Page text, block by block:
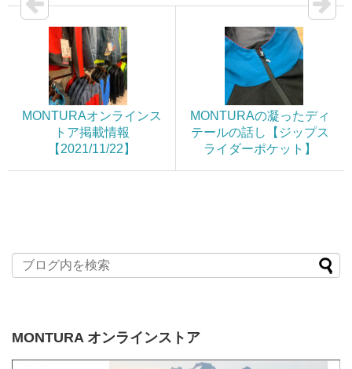
MONTURAオンラインス
トア掲載情報
【2021/11/22】
MONTURAの凝ったディ
テールの話し【ジップス
ライダーポケット】
MONTURA オンラインストア